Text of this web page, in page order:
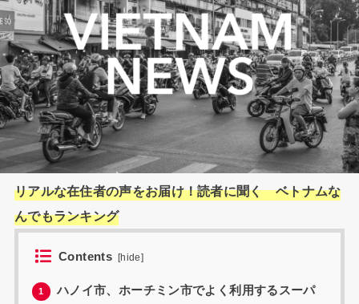
リアルな在住者の声をお届け！読者に聞く ベトナムな
んでもランキング
Contents [hide]
1
ハノイ市、ホーチミン市でよく利用するスーパ